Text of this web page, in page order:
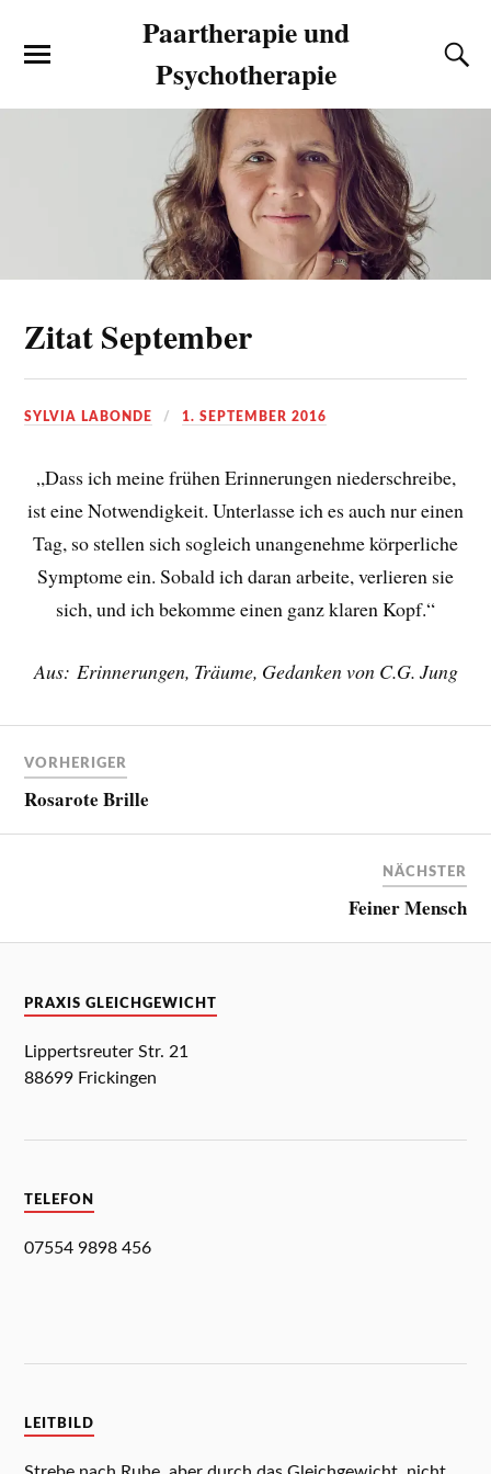
Paartherapie und
Psychotherapie
Zitat September
SYLVIA LABONDE 1. SEPTEMBER 2016
„Dass ich meine frühen Erinnerungen niederschreibe,
ist eine Notwendigkeit. Unterlasse ich es auch nur einen
Tag, so stellen sich sogleich unangenehme körperliche
Symptome ein. Sobald ich daran arbeite, verlieren sie
sich, und ich bekomme einen ganz klaren Kopf.“
Aus: Erinnerungen, Träume, Gedanken von C.G. Jung
VORHERIGER
Rosarote Brille
NÄCHSTER
Feiner Mensch
PRAXIS GLEICHGEWICHT
Lippertsreuter Str. 21
88699 Frickingen
TELEFON
07554 9898 456
LEITBILD